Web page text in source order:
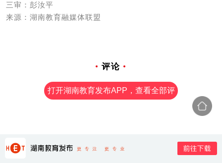
三审：彭汝平
来源：湖南教育融媒体联盟
评论
打开湖南教育发布APP，查看全部评